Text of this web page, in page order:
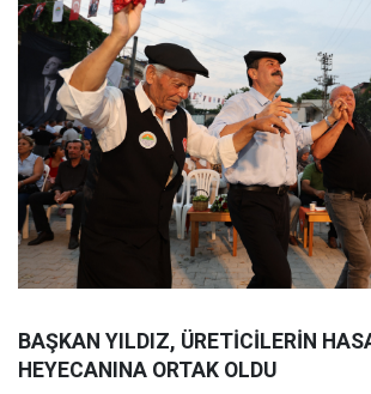
BAŞKAN YILDIZ, ÜRETİCİLERİN
HEYECANINA ORTAK OLDU